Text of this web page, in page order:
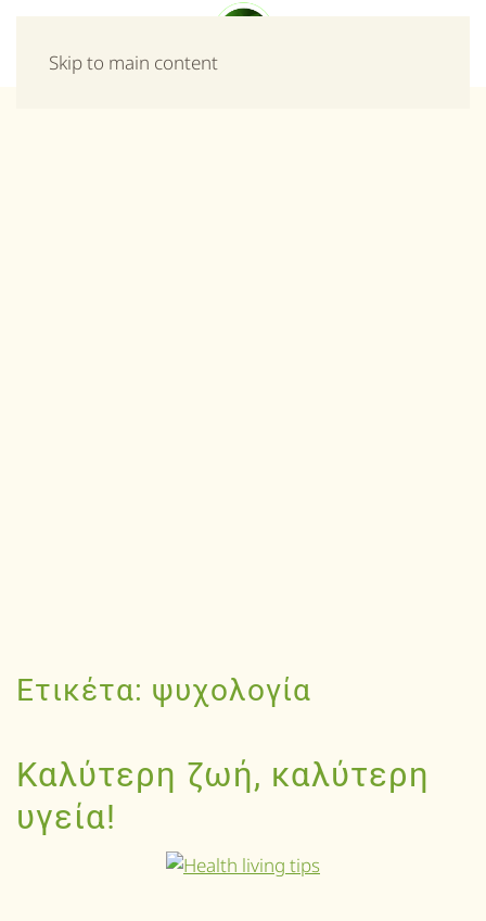
Skip to main content
Ετικέτα: ψυχολογία
Καλύτερη ζωή, καλύτερη
υγεία!